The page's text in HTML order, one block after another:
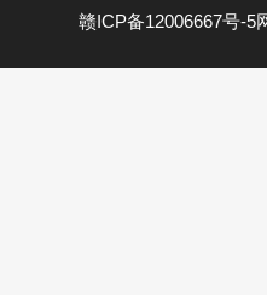
赣ICP备12006667号-5